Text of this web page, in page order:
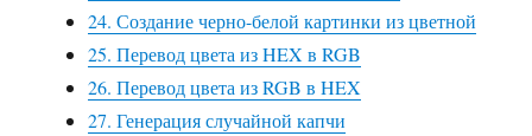
24. Создание черно-белой картинки из цветной
25. Перевод цвета из HEX в RGB
26. Перевод цвета из RGB в HEX
27. Генерация случайной капчи